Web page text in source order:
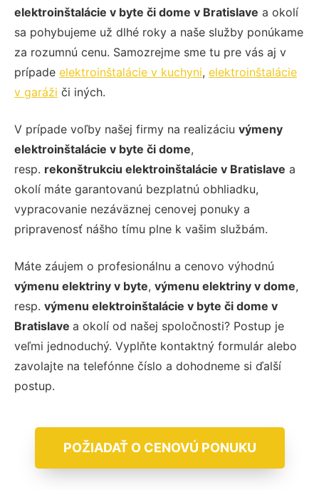
elektroinštalácie v byte či dome v Bratislave a okolí
sa pohybujeme už dlhé roky a naše služby ponúkame
za rozumnú cenu. Samozrejme sme tu pre vás aj v
prípade elektroinštalácie v kuchyni, elektroinštalácie
v garáži či iných.
V prípade voľby našej firmy na realizáciu výmeny
elektroinštalácie v byte či dome,
resp. rekonštrukciu elektroinštalácie v Bratislave a
okolí máte garantovanú bezplatnú obhliadku,
vypracovanie nezáväznej cenovej ponuky a
pripravenosť nášho tímu plne k vašim službám.
Máte záujem o profesionálnu a cenovo výhodnú
výmenu elektriny v byte, výmenu elektriny v dome,
resp. výmenu elektroinštalácie v byte či dome v
Bratislave a okolí od našej spoločnosti? Postup je
veľmi jednoduchý. Vyplňte kontaktný formulár alebo
zavolajte na telefónne číslo a dohodneme si ďalší
postup.
POŽIADAŤ O CENOVÚ PONUKU